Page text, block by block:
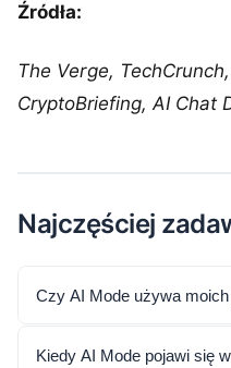
Źródła:
The Verge,
CryptoBriefing, AI Chat
Najczęściej
Czy AI Mode używa
Kiedy AI Mode pojawi się